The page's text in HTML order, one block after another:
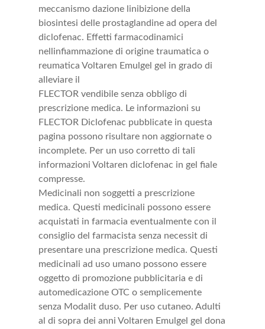
meccanismo dazione linibizione della
biosintesi delle prostaglandine ad opera del
diclofenac. Effetti farmacodinamici
nellinfiammazione di origine traumatica o
reumatica Voltaren Emulgel gel in grado di
alleviare il
FLECTOR vendibile senza obbligo di
prescrizione medica. Le informazioni su
FLECTOR Diclofenac pubblicate in questa
pagina possono risultare non aggiornate o
incomplete. Per un uso corretto di tali
informazioni Voltaren diclofenac in gel fiale
compresse.
Medicinali non soggetti a prescrizione
medica. Questi medicinali possono essere
acquistati in farmacia eventualmente con il
consiglio del farmacista senza necessit di
presentare una prescrizione medica. Questi
medicinali ad uso umano possono essere
oggetto di promozione pubblicitaria e di
automedicazione OTC o semplicemente
senza Modalit duso. Per uso cutaneo. Adulti
al di sopra dei anni Voltaren Emulgel gel dona